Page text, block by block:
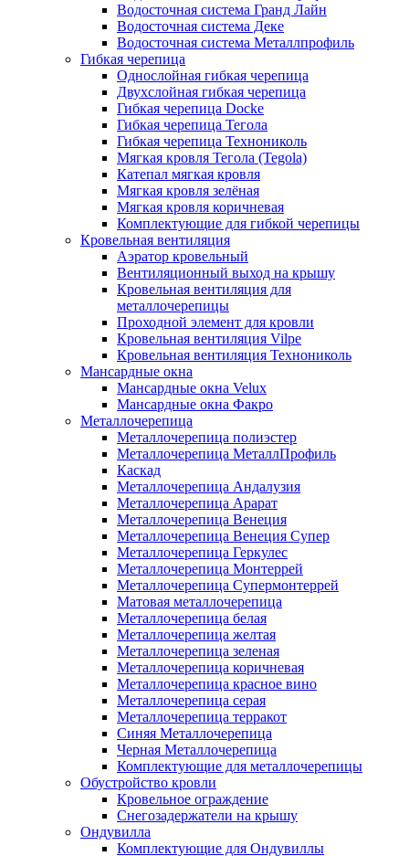
Водосточная система Гранд Лайн
Водосточная система Деке
Водосточная система Металлпрофиль
Гибкая черепица
Однослойная гибкая черепица
Двухслойная гибкая черепица
Гибкая черепица Docke
Гибкая черепица Тегола
Гибкая черепица Технониколь
Мягкая кровля Тегола (Tegola)
Катепал мягкая кровля
Мягкая кровля зелёная
Мягкая кровля коричневая
Комплектующие для гибкой черепицы
Кровельная вентиляция
Аэратор кровельный
Вентиляционный выход на крышу
Кровельная вентиляция для
металлочерепицы
Проходной элемент для кровли
Кровельная вентиляция Vilpe
Кровельная вентиляция Технониколь
Мансардные окна
Мансардные окна Velux
Мансардные окна Факро
Металлочерепица
Металлочерепица полиэстер
Металлочерепица МеталлПрофиль
Каскад
Металлочерепица Андалузия
Металлочерепица Арарат
Металлочерепица Венеция
Металлочерепица Венеция Супер
Металлочерепица Геркулес
Металлочерепица Монтеррей
Металлочерепица Супермонтеррей
Матовая металлочерепица
Металлочерепица белая
Металлочерепица желтая
Металлочерепица зеленая
Металлочерепица коричневая
Металлочерепица красное вино
Металлочерепица серая
Металлочерепица терракот
Синяя Металлочерепица
Черная Металлочерепица
Комплектующие для металлочерепицы
Обустройство кровли
Кровельное ограждение
Снегозадержатели на крышу
Ондувилла
Комплектующие для Ондувиллы